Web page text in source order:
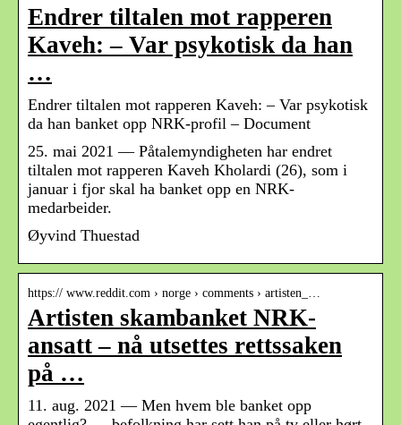
Endrer tiltalen mot rapperen
Kaveh: – Var psykotisk da han
…
Endrer tiltalen mot rapperen Kaveh: – Var psykotisk
da han banket opp NRK-profil – Document
25. mai 2021 — Påtalemyndigheten har endret
tiltalen mot rapperen Kaveh Kholardi (26), som i
januar i fjor skal ha banket opp en NRK-
medarbeider.
Øyvind Thuestad
https:// www.reddit.com › norge › comments › artisten_…
Artisten skambanket NRK-
ansatt – nå utsettes rettssaken
på …
11. aug. 2021 — Men hvem ble banket opp